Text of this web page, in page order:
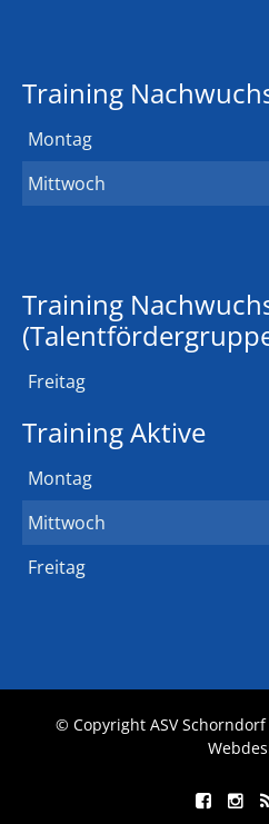
Training
Montag
Mittwoch
Training
Freitag
Training Aktive
Montag
Mittwoch
Freitag
© Copyright ASV Schorndorf